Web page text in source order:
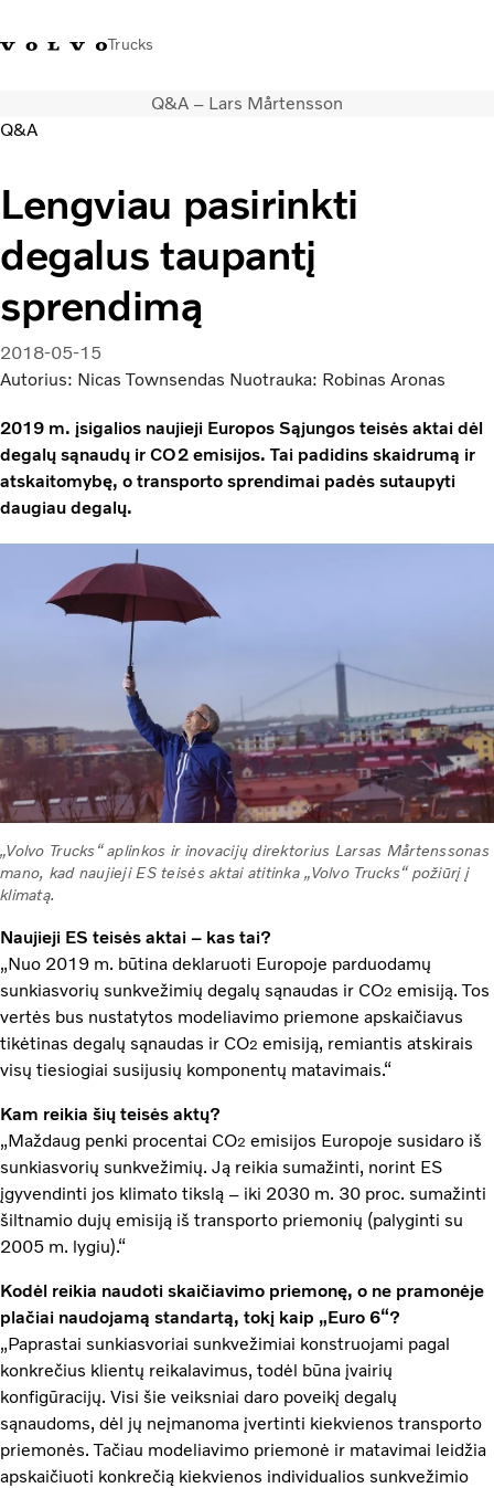
Trucks
Volvo Trucks parduotuvėPrisijungtiLietuva
Transporto sprendimai
Sunkvežimiai
Paslaugos
Volvo Truck Builder
Kontaktai
Naujienos
Apie mus
Q&A – Lars Mårtensson
Q&A
Lengviau pasirinkti
degalus taupantį
sprendimą
2018-05-15
Autorius: Nicas Townsendas Nuotrauka: Robinas Aronas
2019 m. įsigalios naujieji Europos Sąjungos teisės aktai dėl
degalų sąnaudų ir CO2 emisijos. Tai padidins skaidrumą ir
atskaitomybę, o transporto sprendimai padės sutaupyti
daugiau degalų.
„Volvo Trucks“ aplinkos ir inovacijų direktorius Larsas Mårtenssonas
mano, kad naujieji ES teisės aktai atitinka „Volvo Trucks“ požiūrį į
klimatą.
Naujieji ES teisės aktai – kas tai?
„Nuo 2019 m. būtina deklaruoti Europoje parduodamų
sunkiasvorių sunkvežimių degalų sąnaudas ir CO2 emisiją. Tos
vertės bus nustatytos modeliavimo priemone apskaičiavus
tikėtinas degalų sąnaudas ir CO2 emisiją, remiantis atskirais
visų tiesiogiai susijusių komponentų matavimais.“
Kam reikia šių teisės aktų?
„Maždaug penki procentai CO2 emisijos Europoje susidaro iš
sunkiasvorių sunkvežimių. Ją reikia sumažinti, norint ES
įgyvendinti jos klimato tikslą – iki 2030 m. 30 proc. sumažinti
šiltnamio dujų emisiją iš transporto priemonių (palyginti su
2005 m. lygiu).“
Kodėl reikia naudoti skaičiavimo priemonę, o ne pramonėje
plačiai naudojamą standartą, tokį kaip „Euro 6“?
„Paprastai sunkiasvoriai sunkvežimiai konstruojami pagal
konkrečius klientų reikalavimus, todėl būna įvairių
konfigūracijų. Visi šie veiksniai daro poveikį degalų
sąnaudoms, dėl jų neįmanoma įvertinti kiekvienos transporto
priemonės. Tačiau modeliavimo priemonė ir matavimai leidžia
apskaičiuoti konkrečią kiekvienos individualios sunkvežimio